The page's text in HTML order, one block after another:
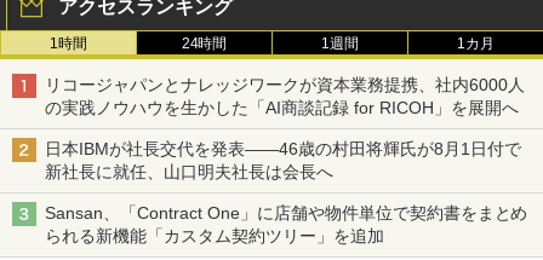
アクセスランキング
1時間 24時間 1週間 1カ月
リコージャパンとナレッジワークが資本業務提携、社内6000人
の実践ノウハウを生かした「AI商談記録 for RICOH」を展開へ
日本IBMが社長交代を発表――46歳の村田将輝氏が8月1日付で
新社長に就任、山口明夫社長は会長へ
Sansan、「Contract One」に店舗や物件単位で契約書をまとめ
られる新機能「カスタム契約ツリー」を追加